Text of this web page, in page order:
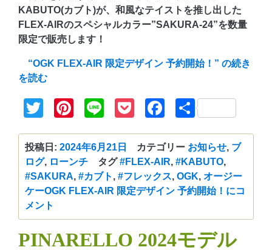
KABUTO(カブト)が、和風なテイストを推し出した
FLEX-AIRのスペシャルカラー”SAKURA-24”を数量
限定で販売します！
“OGK FLEX-AIR 限定デザイン 予約開始！” の続き
を読む
TwitterPinterest
Line PocketFacebook
共
有
投稿日: 2024年6月21日 カテゴリー お知らせ, ブ
ログ, ローンチ タグ#FLEX-AIR, #KABUTO,
#SAKURA, #カブト , #フレックス, OGK, オージー
ケーOGK FLEX-AIR 限定デザイン 予約開始！にコ
メント
PINARELLO 2024モデル